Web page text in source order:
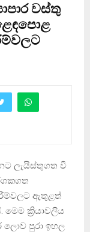
වස්තු
ලැයිස්තුගත වී
ඇතුළත්
ක්‍රියාවලිය
ලොව පුරා ඉහල